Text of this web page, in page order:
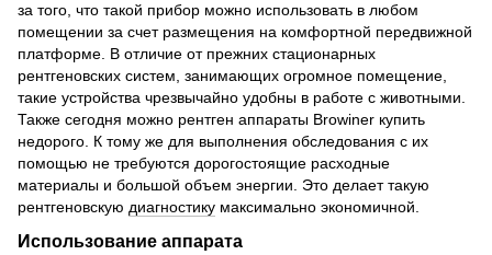
за того, что такой прибор можно использовать в любом
помещении за счет размещения на комфортной передвижной
платформе. В отличие от прежних стационарных
рентгеновских систем, занимающих огромное помещение,
такие устройства чрезвычайно удобны в работе с животными.
Также сегодня можно рентген аппараты Browiner купить
недорого. К тому же для выполнения обследования с их
помощью не требуются дорогостоящие расходные
материалы и большой объем энергии. Это делает такую
рентгеновскую диагностику максимально экономичной.
Использование аппарата